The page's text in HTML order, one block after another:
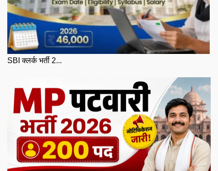
SBI क्लर्क भर्ती 2...